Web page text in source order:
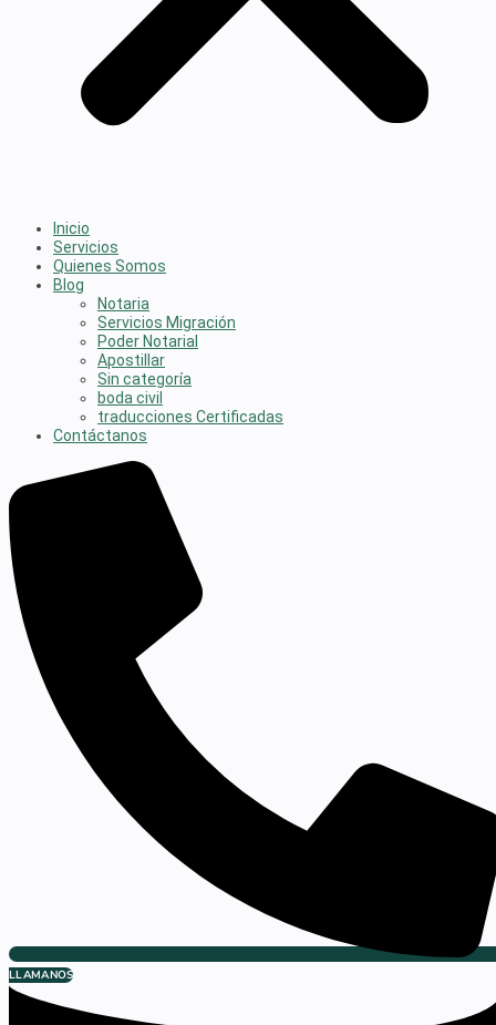
Inicio
Servicios
Quienes Somos
Blog
Notaria
Servicios Migración
Poder Notarial
Apostillar
Sin categoría
boda civil
traducciones Certificadas
Contáctanos
LLAMANOS